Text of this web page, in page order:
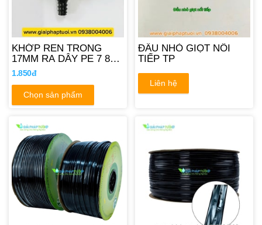
KHỚP REN TRONG
17MM RA DÂY PE 7 8
10MM
1.850đ
Chọn sản phẩm
ĐẦU NHỎ GIỌT NỐI
TIẾP TP
Liên hệ